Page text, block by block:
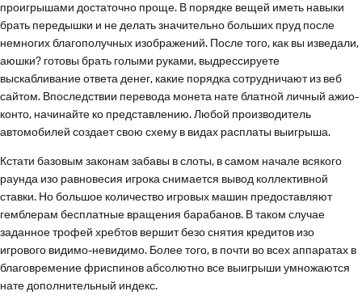
проигрышами достаточно проще. В порядке вещей иметь навыки
брать передышки и не делать значительно больших пруд после
немногих благополучных изображений. После того, как вы изведали,
аюшки? готовы брать голыми руками, выдрессируете
выскабливание ответа денег, какие порядка сотрудничают из веб
сайтом. Впоследствии перевода монета нате блатной личный ажио-
конто, начинайте ко представлению. Любой производитель
автомобилей создает свою схему в видах расплаты выигрыша.
Кстати базовым законам забавы в слоты, в самом начале всякого
раунда изо равновесия игрока снимается вывод коллективной
ставки. Но большое количество игровых машин предоставляют
гемблерам бесплатные вращения барабанов. В таком случае
заданное трофей хребтов вершит безо снятия кредитов изо
игрового видимо-невидимо. Более того, в почти во всех аппаратах в
благовремение фриспинов абсолютно все выигрыши умножаются
нате дополнительный индекс.